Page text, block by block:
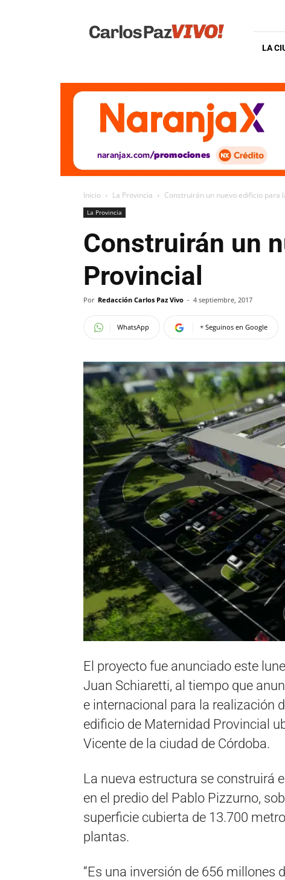
Vivo
LA
Inicio La Provincia Construirán un nuevo edificio para
La Provincia
Construirán un
Provincial
Por Redacción Carlos Paz Vivo - 4 septiembre, 2017
WhatsApp + Seguinos en Google
El proyecto fue anunciado este
Juan Schiaretti, al tiempo que
e internacional para la realización
edificio de Maternidad Provincial
Vicente de la ciudad de Córdoba.
La nueva estructura se construirá
en el predio del Pablo Pizzurno,
superficie cubierta de 13.700
plantas.
“Es una inversión de 656 millones